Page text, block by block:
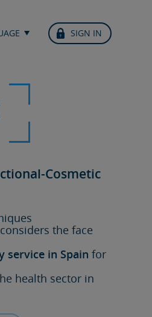
SIGN IN
Cosmetic
the face
service in Spain for
health sector in